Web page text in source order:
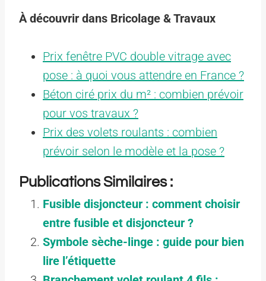
À découvrir dans Bricolage & Travaux
Prix fenêtre PVC double vitrage avec
pose : à quoi vous attendre en France ?
Béton ciré prix du m² : combien prévoir
pour vos travaux ?
Prix des volets roulants : combien
prévoir selon le modèle et la pose ?
Publications Similaires :
Fusible disjoncteur : comment choisir
entre fusible et disjoncteur ?
Symbole sèche-linge : guide pour bien
lire l’étiquette